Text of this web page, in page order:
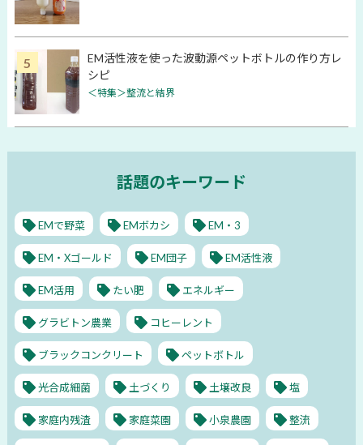
EM活性液を使った波動源ペットボトルの作り方レ
シピ
＜特集＞整流と結界
話題のキーワード
EMで野菜 EMボカシ EM・3
EM・Xゴールド EM団子 EM活性液
EM活用 たい肥 エネルギー
グラビトン農業 コヒーレント
ブラックコンクリート ペットボトル
光合成細菌 土づくり 土壌改良 塩
家庭内残渣 家庭菜園 小泉農園 整流